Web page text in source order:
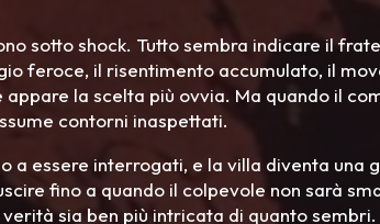
sotto shock. Tutto sembra indicare il
feroce, il risentimento accumulato, il
appare la scelta più ovvia. Ma quando il
contorni inaspettati.
a essere interrogati, e la villa diventa una
fino a quando il colpevole non sarà
sia ben più intricata di quanto